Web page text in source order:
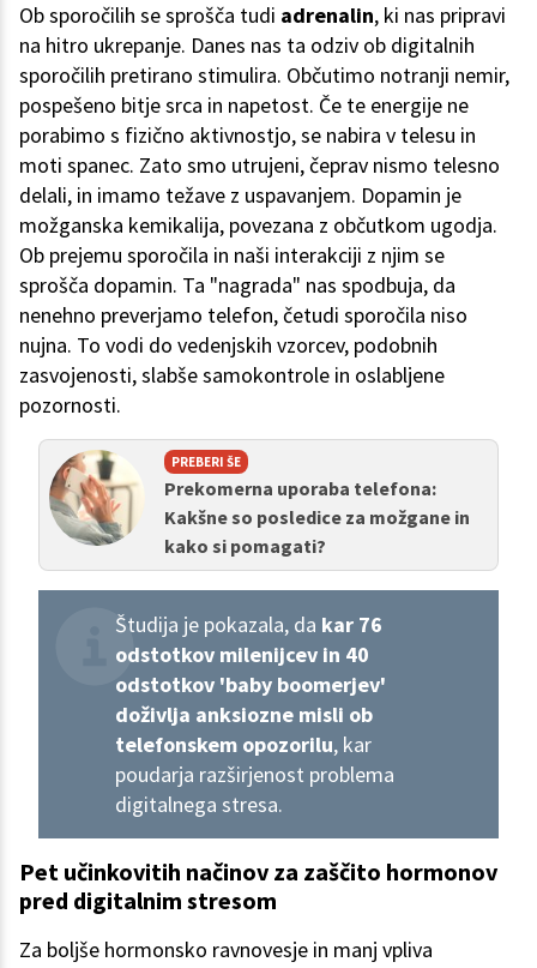
Ob sporočilih se sprošča tudi adrenalin, ki nas pripravi
na hitro ukrepanje. Danes nas ta odziv ob digitalnih
sporočilih pretirano stimulira. Občutimo notranji nemir,
pospešeno bitje srca in napetost. Če te energije ne
porabimo s fizično aktivnostjo, se nabira v telesu in
moti spanec. Zato smo utrujeni, čeprav nismo telesno
delali, in imamo težave z uspavanjem. Dopamin je
možganska kemikalija, povezana z občutkom ugodja.
Ob prejemu sporočila in naši interakciji z njim se
sprošča dopamin. Ta "nagrada" nas spodbuja, da
nenehno preverjamo telefon, četudi sporočila niso
nujna. To vodi do vedenjskih vzorcev, podobnih
zasvojenosti, slabše samokontrole in oslabljene
pozornosti.
PREBERI ŠE
Prekomerna uporaba telefona:
Kakšne so posledice za možgane in
kako si pomagati?
Študija je pokazala, da kar 76
odstotkov milenijcev in 40
odstotkov 'baby boomerjev'
doživlja anksiozne misli ob
telefonskem opozorilu, kar
poudarja razširjenost problema
digitalnega stresa.
Pet učinkovitih načinov za zaščito hormonov
pred digitalnim stresom
Za boljše hormonsko ravnovesje in manj vpliva